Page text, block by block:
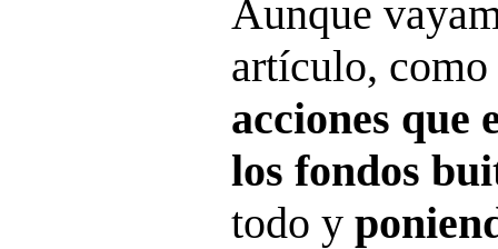
Aunque
artículo,
acciones que
los fondos
todo y